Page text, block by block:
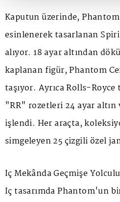
Kaputun üzerinde,
esinlenerek tasarlanan
alıyor. 18 ayar altından
kaplanan figür,Phantom
taşıyor. Ayrıca Rolls-
"RR" rozetleri 24 ayar altın
işlendi. Her araçta,
simgeleyen 25 çizgili özel
İç Mekânda Geçmişe
İç tasarımda Phantom'un